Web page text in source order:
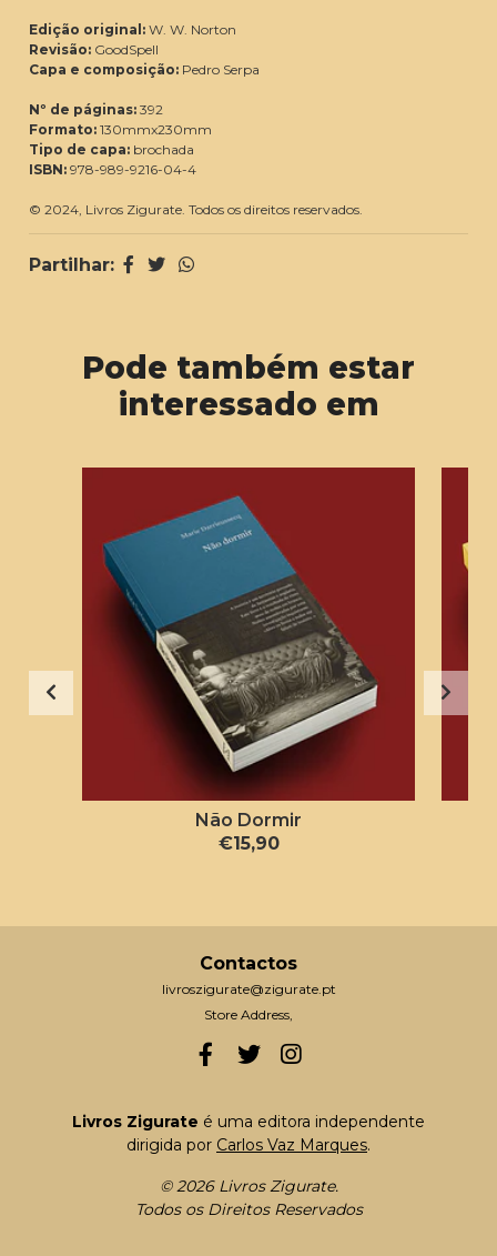
Edição original: W. W. Norton
Revisão: GoodSpell
Capa e composição: Pedro Serpa
Nº de páginas: 392
Formato: 130mmx230mm
Tipo de capa: brochada
ISBN: 978-989-9216-04-4
© 2024, Livros Zigurate. Todos os direitos reservados.
Partilhar:
Pode também estar
interessado em
Não Dormir
€15,90
Contactos
livroszigurate@zigurate.pt
Store Address,
Livros Zigurate é uma editora independente
dirigida por Carlos Vaz Marques.
© 2026 Livros Zigurate.
Todos os Direitos Reservados